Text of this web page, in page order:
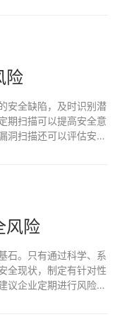
险
安全缺陷，及时识别潜
期扫描可以提高安全意
洞扫描还可以评估安全
风险
石。只有通过科学、系
全现状，制定有针对性
议企业定期进行风险评